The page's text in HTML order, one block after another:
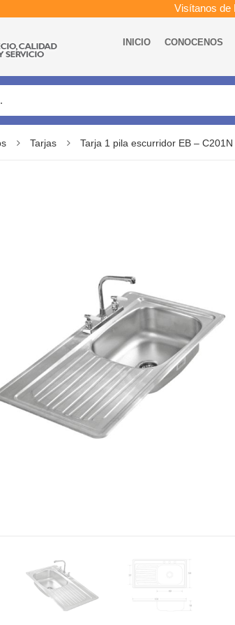
Visítanos de
INICIO CONOCENOS
Tarjas Tarja 1 pila escurridor EB –